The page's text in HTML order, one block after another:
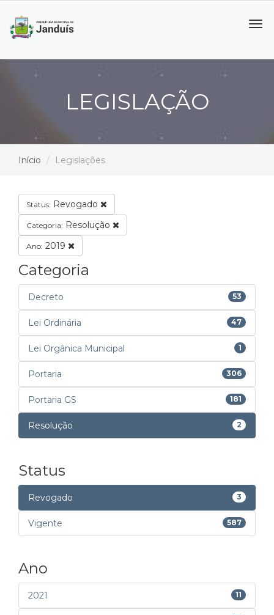
LEGISLAÇÃO
Início Legislações
Status: Revogado
Categoria: Resolução
Ano: 2019
Categoria
Decreto 53
Lei Ordinária 47
Lei Orgânica Municipal 1
Portaria 306
Portaria GS 181
Resolução 2
Status
Revogado 3
Vigente 587
Ano
2021 11